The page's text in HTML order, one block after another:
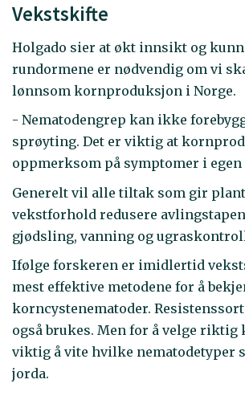
Vekstskifte
Holgado sier at økt innsikt og
rundormene er nødvendig om vi
lønnsom kornproduksjon i Norge.
- Nematodengrep kan ikke
sprøyting. Det er viktig at
oppmerksom på symptomer i egen
Generelt vil alle tiltak som gir
vekstforhold redusere
gjødsling, vanning og
Ifølge forskeren er imidlertid
mest effektive metodene for å
korncystenematoder.
også brukes. Men for å velge riktig
viktig å vite hvilke nematodetyper
jorda.